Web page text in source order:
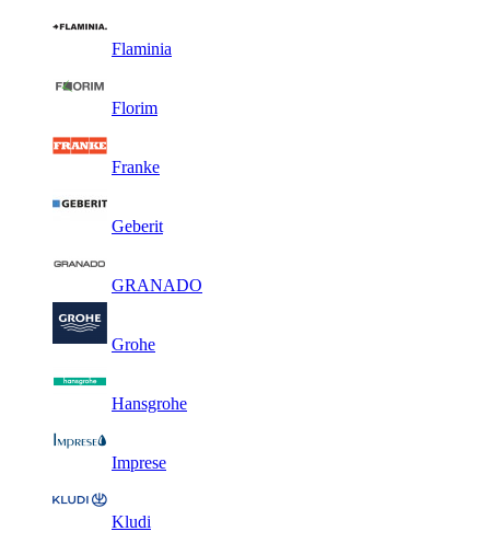
Flaminia
Florim
Franke
Geberit
GRANADO
Grohe
Hansgrohe
Imprese
Kludi